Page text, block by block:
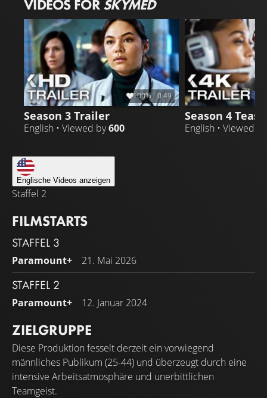
VIDEOS FORSKYMED
100% 0:49
Season 3 Trailer
English • Viewed by600
Season 4
English • Viewed
Englische Videos anzeigen
Staffel 2
FILMSTARTS
STAFFEL 3
Paramount+ 21. Mai 2026
STAFFEL 2
Paramount+ 12. Januar 2024
ZIELGRUPPE
Diese Produktion fesselt derzeit ein vorwiegend
männliches Publikum (25-44) und überzeugt durch eine
intensive Arbeitsatmosphäre und unerbittlichen
Teamgeist.